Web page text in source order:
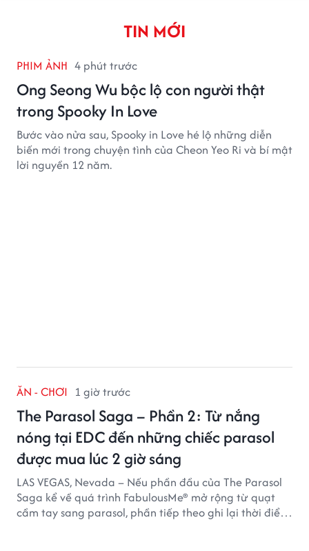
TIN MỚI
PHIM ẢNH 4 phút trước
Ong Seong Wu bộc lộ con người thật
trong Spooky In Love
Bước vào nửa sau, Spooky in Love hé lộ những diễn
biến mới trong chuyện tình của Cheon Yeo Ri và bí mật
lời nguyền 12 năm.
ĂN - CHƠI 1 giờ trước
The Parasol Saga – Phần 2: Từ nắng
nóng tại EDC đến những chiếc parasol
được mua lúc 2 giờ sáng
LAS VEGAS, Nevada – Nếu phần đầu của The Parasol
Saga kể về quá trình FabulousMe® mở rộng từ quạt
cầm tay sang parasol, phần tiếp theo ghi lại thời điểm